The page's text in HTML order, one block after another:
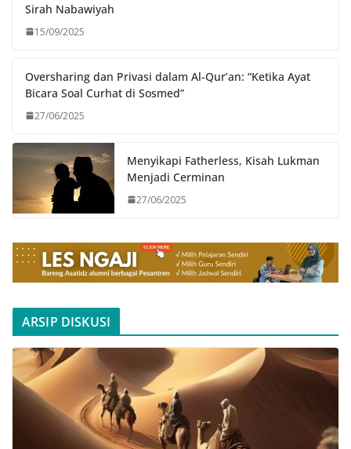
Sirah Nabawiyah
15/09/2025
Oversharing dan Privasi dalam Al-Qur’an: “Ketika Ayat
Bicara Soal Curhat di Sosmed”
27/06/2025
Menyikapi Fatherless, Kisah Lukman
Menjadi Cerminan
27/06/2025
ARSIP DISKUSI